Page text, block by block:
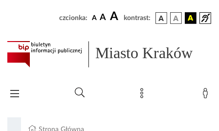
czcionka: A A A kontrast:
Miasto Kraków